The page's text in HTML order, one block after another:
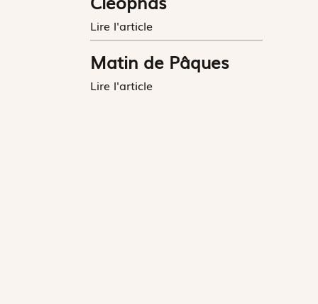
Lire l'article
Matin de Pâques
Lire l'article